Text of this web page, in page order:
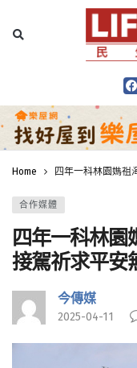
Home 四年一科林園媽祖
合作媒體
四年一科林園
接駕祈求平安
今傳媒
2025-04-11